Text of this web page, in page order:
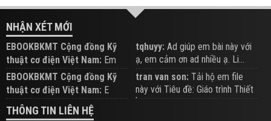
NHẬN XÉT MỚI
EBOOKBKMT Cộng đồng Kỹ
thuật cơ điện Việt Nam: Em
đăng trên Group hỗ trợ nhé
tqhuyy: Ad giúp em bài này với
ạ, em cảm ơn ad nhiều ạ. Li...
EBOOKBKMT Cộng đồng Kỹ
thuật cơ điện Việt Nam: E
xem hỗ trợ trên Group
tran van son: Tải hộ em file
này với Tiêu đề: Giáo trình Thiết
b...
THÔNG TIN LIÊN HỆ